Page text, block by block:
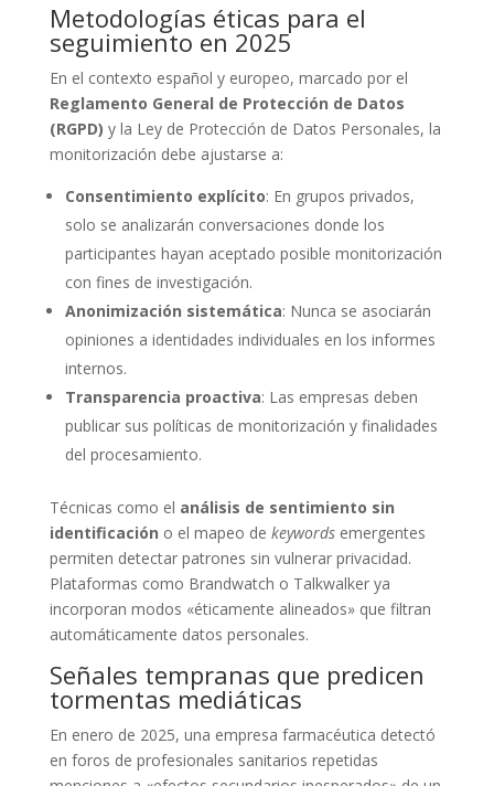
Metodologías éticas para el
seguimiento en 2025
En el contexto español y europeo, marcado por el
Reglamento General de Protección de Datos
(RGPD) y la Ley de Protección de Datos Personales, la
monitorización debe ajustarse a:
Consentimiento explícito: En grupos privados,
solo se analizarán conversaciones donde los
participantes hayan aceptado posible monitorización
con fines de investigación.
Anonimización sistemática: Nunca se asociarán
opiniones a identidades individuales en los informes
internos.
Transparencia proactiva: Las empresas deben
publicar sus políticas de monitorización y finalidades
del procesamiento.
Técnicas como el análisis de sentimiento sin
identificación o el mapeo de keywordsemergentes
permiten detectar patrones sin vulnerar privacidad.
Plataformas como Brandwatch o Talkwalker ya
incorporan modos «éticamente alineados» que filtran
automáticamente datos personales.
Señales tempranas que predicen
tormentas mediáticas
En enero de 2025, una empresa farmacéutica detectó
en foros de profesionales sanitarios repetidas